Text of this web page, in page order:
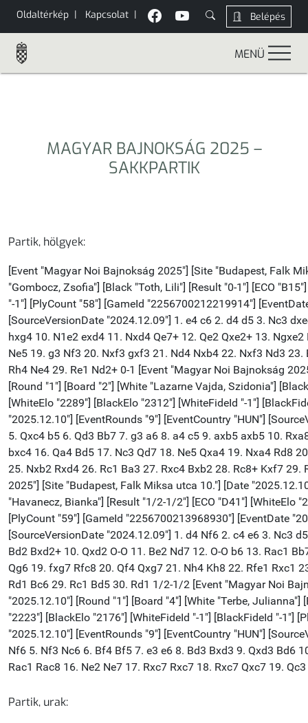
Oldaltérkép | Kapcsolat | Belépés
MENÜ
MAGYAR BAJNOKSÁG 2025 –
SAKKPARTIK
Partik, hölgyek:
Partik, urak: